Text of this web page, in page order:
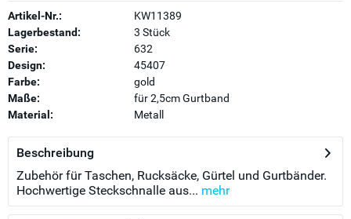
Artikel-Nr.:
KW11389
Lagerbestand:
3 Stück
Serie:
632
Design:
45407
Farbe:
gold
Maße:
für 2,5cm Gurtband
Material:
Metall
Beschreibung
Zubehör für Taschen, Rucksäcke, Gürtel und Gurtbänder.
Hochwertige Steckschnalle aus... mehr